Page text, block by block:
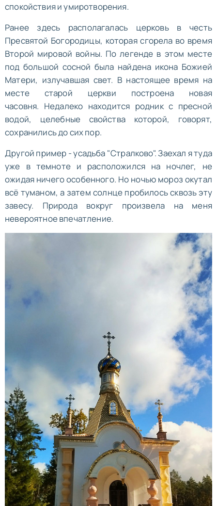
спокойствия и умиротворения.
Ранее здесь располагалась церковь в честь
Пресвятой Богородицы, которая сгорела во время
Второй мировой войны. По легенде в этом месте
под большой сосной была найдена икона Божией
Матери, излучавшая свет. В настоящее время на
месте старой церкви построена новая
часовня. Недалеко находится родник с пресной
водой, целебные свойства которой, говорят,
сохранились до сих пор.
Другой пример - усадьба "Стралково". Заехал я туда
уже в темноте и расположился на ночлег, не
ожидая ничего особенного. Но ночью мороз окутал
всё туманом, а затем солнце пробилось сквозь эту
завесу. Природа вокруг произвела на меня
невероятное впечатление.